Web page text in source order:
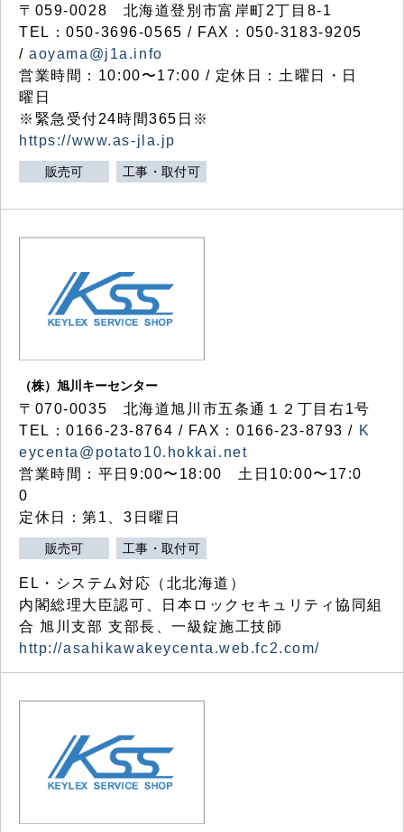
〒 059-0028 北海道登別市富岸町2丁目 8-1
TEL：050-3696-0565 / FAX：050-3183-9205
/aoyama@j1a.info
営業時間：10:00〜17:00 / 定休日：土曜日・日
曜日
※緊急受付24時間365日※
https://www.as-jla.jp
販売可 工事・取付可
（株）旭川キーセンター
〒070-0035 北海道旭川市五条通１２丁目右1号
TEL：0166-23-8764 / FAX：0166-23-8793 / K
eycenta@potato10.hokkai.net
営業時間：平日9:00〜18:00 土日10:00〜17:0
0
定休日：第1、3日曜日
販売可 工事・取付可
EL・システム対応（北北海道）
内閣総理大臣認可、日本ロックセキュリティ協同組
合 旭川支部 支部長、一級錠施工技師
http://asahikawakeycenta.web.fc2.com/